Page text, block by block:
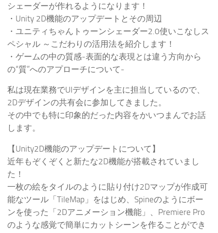
シェーダーが作れるようになります！
・Unity 2D機能のアップデートとその周辺
・ユニティちゃんトゥーンシェーダー2.0使いこなしス
ペシャル ～こだわりの活用法を紹介します！
・ゲームの中の質感‐表面的な表現とは違う方向から
の“質”へのアプローチについて‐
私は現在業務でUIデザインを主に担当しているので、
2Dデザインの共有会に参加してきました。
その中でも特に印象的だった内容をかいつまんでお話
します。
【Unity2D機能のアップデートについて】
近年もぞくぞくと新たな2D機能が搭載されていまし
た！
一枚の絵をタイルのように貼り付け2Dマップが作成可
能なツール「TileMap」をはじめ、Spineのようにボー
ンを使った「2Dアニメーション機能」、Premiere Pro
のような感覚で簡単にカットシーンを作ることができ